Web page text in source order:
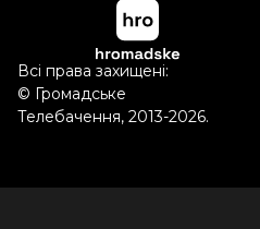
Всі права захищені:
© Громадське
Телебачення, 2013-2026.